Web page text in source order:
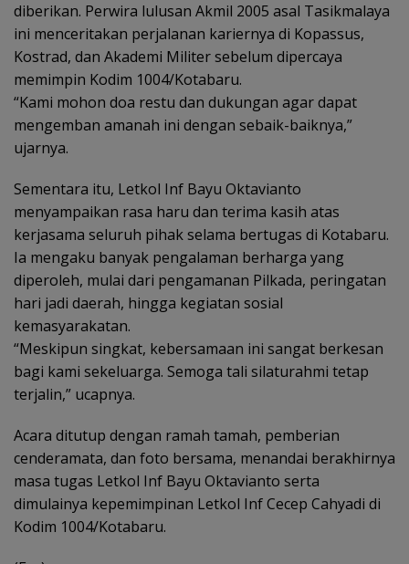
diberikan. Perwira lulusan Akmil 2005 asal Tasikmalaya
ini menceritakan perjalanan kariernya di Kopassus,
Kostrad, dan Akademi Militer sebelum dipercaya
memimpin Kodim 1004/Kotabaru.
“Kami mohon doa restu dan dukungan agar dapat
mengemban amanah ini dengan sebaik-baiknya,”
ujarnya.
Sementara itu, Letkol Inf Bayu Oktavianto
menyampaikan rasa haru dan terima kasih atas
kerjasama seluruh pihak selama bertugas di Kotabaru.
Ia mengaku banyak pengalaman berharga yang
diperoleh, mulai dari pengamanan Pilkada, peringatan
hari jadi daerah, hingga kegiatan sosial
kemasyarakatan.
“Meskipun singkat, kebersamaan ini sangat berkesan
bagi kami sekeluarga. Semoga tali silaturahmi tetap
terjalin,” ucapnya.
Acara ditutup dengan ramah tamah, pemberian
cenderamata, dan foto bersama, menandai berakhirnya
masa tugas Letkol Inf Bayu Oktavianto serta
dimulainya kepemimpinan Letkol Inf Cecep Cahyadi di
Kodim 1004/Kotabaru.